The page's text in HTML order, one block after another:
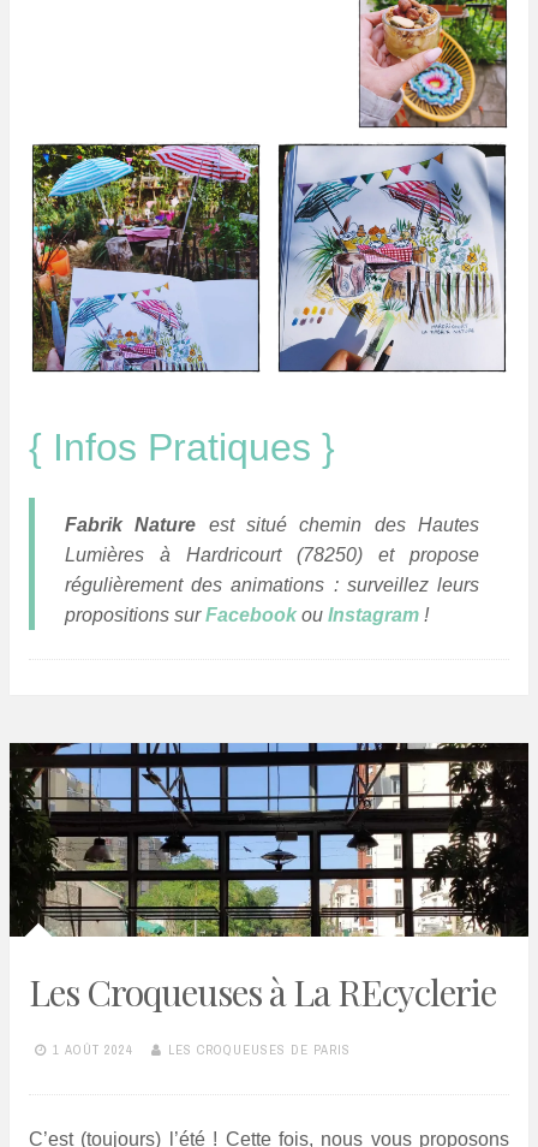
{ Infos Pratiques }
Fabrik Nature est situé chemin des Hautes
Lumières à Hardricourt (78250) et propose
régulièrement des animations : surveillez leurs
propositions surFacebook ou Instagram !
Les Croqueuses à La REcyclerie
1 AOÛT 2024 LES CROQUEUSES DE PARIS
C’est (toujours) l’été ! Cette fois, nous vous proposons